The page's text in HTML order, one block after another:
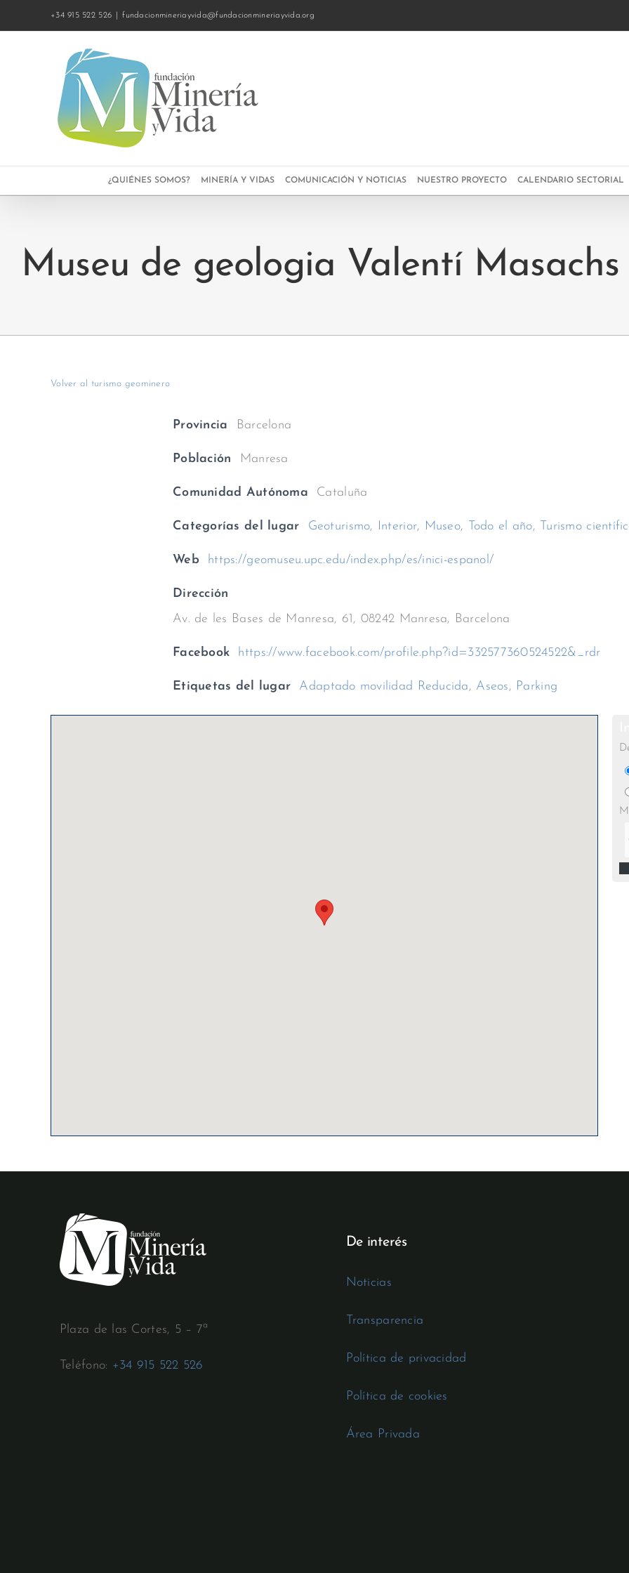
+34 915 522 526 fundacionmineriayvida@fundacionmineriayvida.org
¿QUIÉNES SOMOS? MINERÍA Y VIDAS COMUNICACIÓN Y NOTICIAS NUESTRO PROYECTO CALENDARIO SECTORIAL
Museu de geologia Valentí Masachs
Volver al turismo geominero
Provincia Barcelona
Población Manresa
Comunidad Autónoma Cataluña
Categorías del lugar Geoturismo, Interior, Museo, Todo el año, Turismo
Web https://geomuseu.upc.edu/index.php/es/inici-espanol/
Dirección
Av. de les Bases de Manresa, 61, 08242 Manresa, Barcelona
Facebook https://www.facebook.com/profile.php?id=332577360524522&_rdr
Etiquetas del lugar Adaptado movilidad Reducida, Aseos, Parking
Plaza de las Cortes, 5 – 7ª
Teléfono: +34 915 522 526
De interés
Noticias
Transparencia
Política de privacidad
Política de cookies
Área Privada